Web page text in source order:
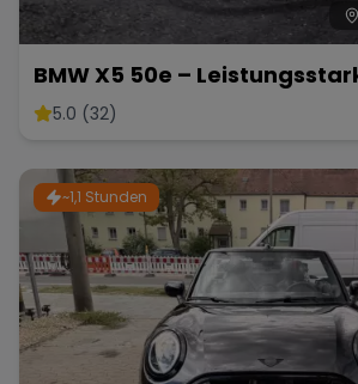
BMW X5 50e –
Hybrid-SUV mit 489 PS
5.0 (32)
~1,1 Stunden